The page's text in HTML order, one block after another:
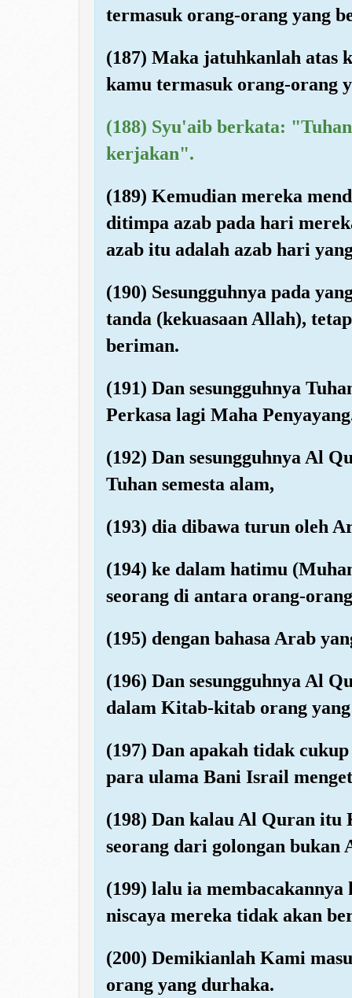
termasuk orang-orang yang
(187) Maka jatuhkanlah atas
kamu termasuk orang-orang
(188) Syu'aib berkata:
kerjakan".
(189) Kemudian mereka
ditimpa azab pada hari
azab itu adalah azab hari
(190) Sesungguhnya pada
tanda (kekuasaan Allah),
beriman.
(191) Dan sesungguhnya
Perkasa lagi Maha
(192) Dan sesungguhnya Al
Tuhan semesta alam,
(193) dia dibawa turun oleh
(194) ke dalam hatimu
seorang di antara orang-
(195) dengan bahasa Arab
(196) Dan sesungguhnya Al
dalam Kitab-kitab orang
(197) Dan apakah tidak
para ulama Bani Israil
(198) Dan kalau Al Quran itu
seorang dari golongan bukan
(199) lalu ia
niscaya mereka tidak akan
(200) Demikianlah Kami
orang yang durhaka.